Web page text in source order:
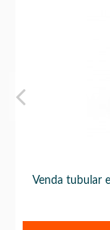
Venda tubular